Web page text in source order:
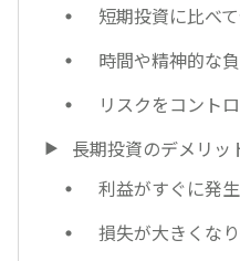
短期投資に比べ
時間や精神的な
リスクをコント
長期投資のデメリッ
利益がすぐに発
損失が大きくな